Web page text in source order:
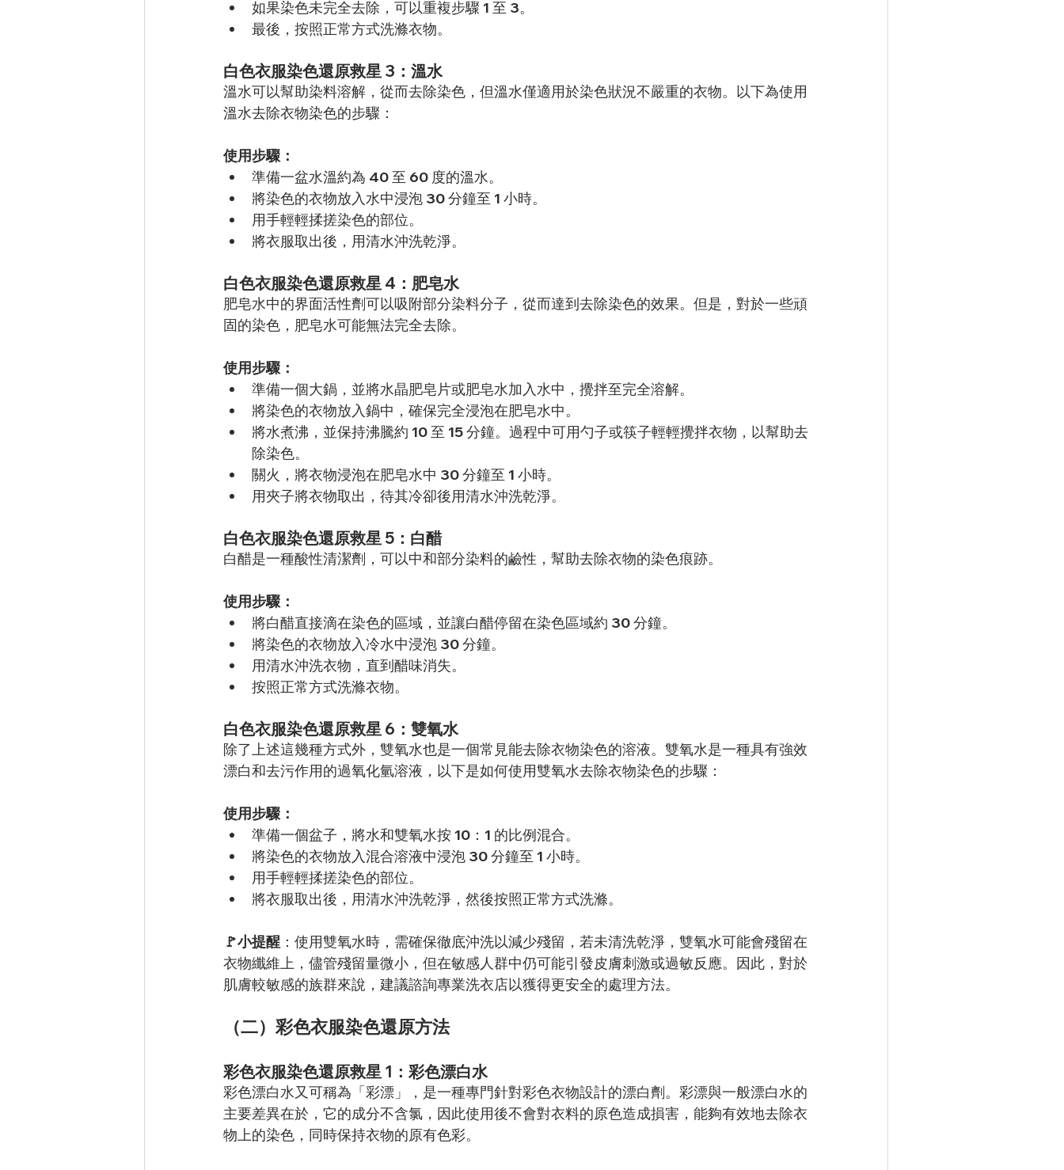
如果染色未完全去除，可以重複步驟 1 至 3。
最後，按照正常方式洗滌衣物。
白色衣服染色還原救星 3：溫水
溫水可以幫助染料溶解，從而去除染色，但溫水僅適用於染色狀況不嚴重的衣物。以下為使用
溫水去除衣物染色的步驟：
使用步驟：
準備一盆水溫約為 40 至 60 度的溫水。
將染色的衣物放入水中浸泡 30 分鐘至 1 小時。
用手輕輕揉搓染色的部位。
將衣服取出後，用清水沖洗乾淨。
白色衣服染色還原救星 4：肥皂水
肥皂水中的界面活性劑可以吸附部分染料分子，從而達到去除染色的效果。但是，對於一些頑
固的染色，肥皂水可能無法完全去除。
使用步驟：
準備一個大鍋，並將水晶肥皂片或肥皂水加入水中，攪拌至完全溶解。
將染色的衣物放入鍋中，確保完全浸泡在肥皂水中。
將水煮沸，並保持沸騰約 10 至 15 分鐘。過程中可用勺子或筷子輕輕攪拌衣物，以幫助去
除染色。
關火，將衣物浸泡在肥皂水中 30 分鐘至 1 小時。
用夾子將衣物取出，待其冷卻後用清水沖洗乾淨。
白色衣服染色還原救星 5：白醋
白醋是一種酸性清潔劑，可以中和部分染料的鹼性，幫助去除衣物的染色痕跡。
使用步驟：
將白醋直接滴在染色的區域，並讓白醋停留在染色區域約 30 分鐘。
將染色的衣物放入冷水中浸泡 30 分鐘。
用清水沖洗衣物，直到醋味消失。
按照正常方式洗滌衣物。
白色衣服染色還原救星 6：雙氧水
除了上述這幾種方式外，雙氧水也是一個常見能去除衣物染色的溶液。雙氧水是一種具有強效
漂白和去污作用的過氧化氫溶液，以下是如何使用雙氧水去除衣物染色的步驟：
使用步驟：
準備一個盆子，將水和雙氧水按 10：1 的比例混合。
將染色的衣物放入混合溶液中浸泡 30 分鐘至 1 小時。
用手輕輕揉搓染色的部位。
將衣服取出後，用清水沖洗乾淨，然後按照正常方式洗滌。
🚩小提醒 ：使用雙氧水時，需確保徹底沖洗以減少殘留，若未清洗乾淨，雙氧水可能會殘留在
衣物纖維上，儘管殘留量微小，但在敏感人群中仍可能引發皮膚刺激或過敏反應。因此，對於
肌膚較敏感的族群來說，建議諮詢專業洗衣店以獲得更安全的處理方法。
（二）彩色衣服染色還原方法
彩色衣服染色還原救星 1：彩色漂白水
彩色漂白水又可稱為「彩漂」，是一種專門針對彩色衣物設計的漂白劑。彩漂與一般漂白水的
主要差異在於，它的成分不含氯，因此使用後不會對衣料的原色造成損害，能夠有效地去除衣
物上的染色，同時保持衣物的原有色彩。